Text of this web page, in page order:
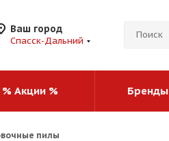
Ваш город
Спасск-Дальний
% Акции % Бренды
пилы